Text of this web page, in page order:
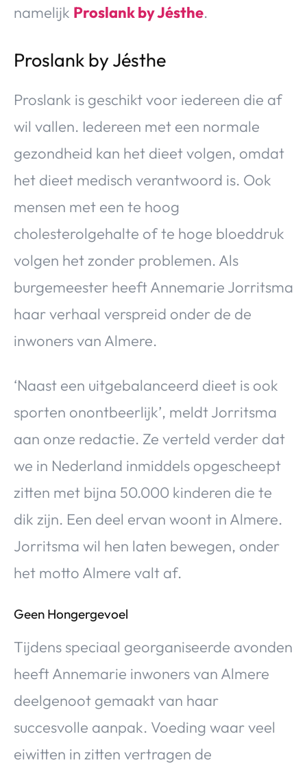
namelijk Proslank by Jésthe.
Proslank by Jésthe
Proslank is geschikt voor iedereen die af
wil vallen. Iedereen met een normale
gezondheid kan het dieet volgen, omdat
het dieet medisch verantwoord is. Ook
mensen met een te hoog
cholesterolgehalte of te hoge bloeddruk
volgen het zonder problemen. Als
burgemeester heeft Annemarie Jorritsma
haar verhaal verspreid onder de de
inwoners van Almere.
‘Naast een uitgebalanceerd dieet is ook
sporten onontbeerlijk’, meldt Jorritsma
aan onze redactie. Ze verteld verder dat
we in Nederland inmiddels opgescheept
zitten met bijna 50.000 kinderen die te
dik zijn. Een deel ervan woont in Almere.
Jorritsma wil hen laten bewegen, onder
het motto Almere valt af.
Geen Hongergevoel
Tijdens speciaal georganiseerde avonden
heeft Annemarie inwoners van Almere
deelgenoot gemaakt van haar
succesvolle aanpak. Voeding waar veel
eiwitten in zitten vertragen de